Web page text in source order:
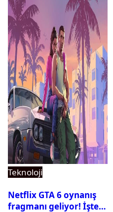
Teknoloji
Netflix GTA 6 oynanış
fragmanı geliyor! İşte